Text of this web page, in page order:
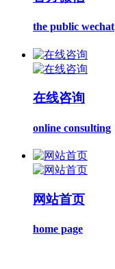
the public wechat
在线咨询
online consulting
网站首页
home page